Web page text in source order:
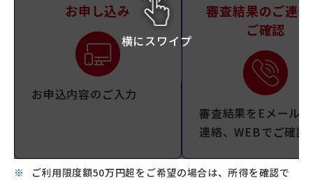
お申し込み
お申込内容のご入力
審査結果のご連
ご確認
審査結果をEメール
連絡、WEBでご確認
横にスワイプ
ご利用限度額50万円超をご希望の場合は、所得を確認で